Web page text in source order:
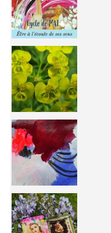
You're
50/50 OR 100/100 ? The day after Ascension, w